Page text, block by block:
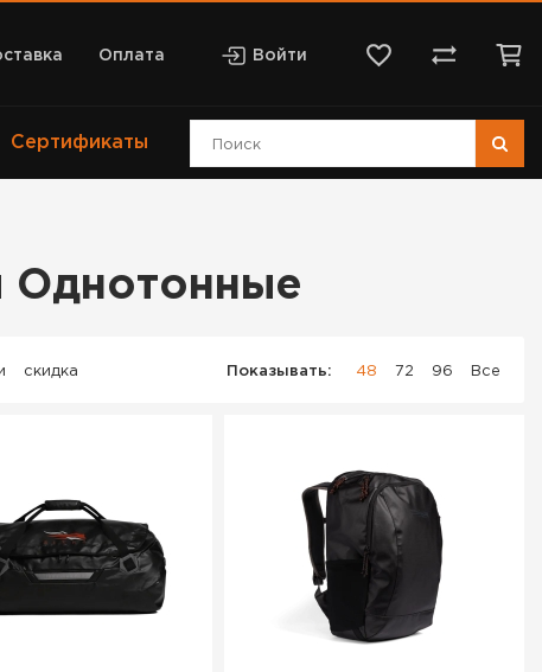
Оплата Войти
Сертификаты
Однотонные
скидка Показывать: 48 72 96 Все